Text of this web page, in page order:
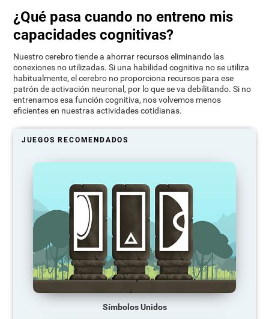
¿Qué pasa cuando no entreno mis
capacidades cognitivas?
Nuestro cerebro tiende a ahorrar recursos eliminando las
conexiones no utilizadas. Si una habilidad cognitiva no se utiliza
habitualmente, el cerebro no proporciona recursos para ese
patrón de activación neuronal, por lo que se va debilitando. Si no
entrenamos esa función cognitiva, nos volvemos menos
eficientes en nuestras actividades cotidianas.
JUEGOS RECOMENDADOS
Símbolos Unidos